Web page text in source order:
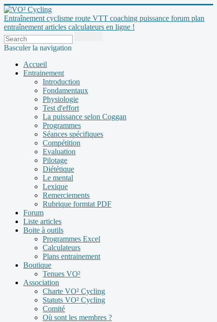
Entraînement cyclisme route VTT coaching puissance forum plan
entraînement articles calculateurs en ligne !
Basculer la navigation
Accueil
Entrainement
Introduction
Fondamentaux
Physiologie
Test d'effort
La puissance selon Coggan
Programmes
Séances spécifiques
Compétition
Evaluation
Pilotage
Diététique
Le mental
Lexique
Remerciements
Rubrique formtat PDF
Forum
Liste articles
Boite à outils
Programmes Excel
Calculateurs
Plans entrainement
Boutique
Tenues VO²
Association
Charte VO² Cycling
Statuts VO² Cycling
Comité
Où sont les membres ?